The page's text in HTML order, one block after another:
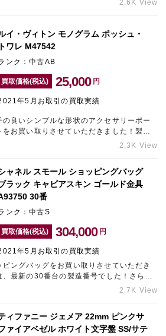
2.6K View
イ・ヴィトン モノグラム ポッシュ・
トワレ M47542
ンク：中古AB
買取価格(税込) 25,000 円
年5月お取引の買取実績
良いシンプルな形状のアクセサリーポー
お買い取りさせていただきました！製造
ィンテージアイテムですが、素材の劣化な
2.3K View
ャネル スモール ショッピングバッグ
ラック キャビアスキン ゴールド金具
30番
ンク：中古S
買取価格(税込) 304,000 円
年5月お取引の買取実績
ングバッグをお買い取りさせていただき
、最新の30番台の製造番号でした！さらに
大変綺麗なコンディションでお送りいただ
2.7K View
ィファニー ジェメア 22mm ピンクサ
ァイアベゼル ホワイト文字盤 SS/サテ